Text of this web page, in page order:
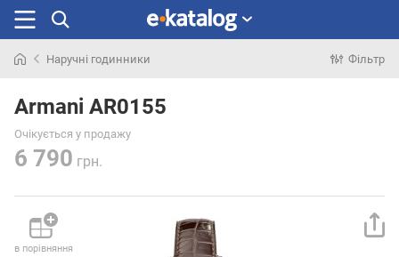
раніше
Наручні годинники Фільтр
Armani AR0155
Очікується у продажу
6 790 грн.
в порівняння